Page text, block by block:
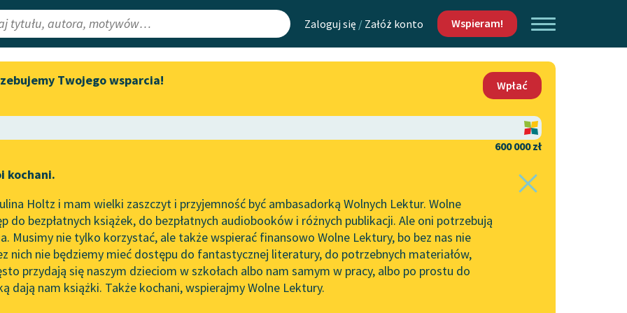
Zaloguj się / Załóż konto Wspieram!
Lektury
redakcyjne
Aktualności
„Prokurator Alicja Horn” do
literatury skandynawskiej
Spotkanie z Katarzyną Tunkiel
w Oslo
102. lata temu zmarł Joseph
Conrad
Mapa Wolnych Lektur
Leśmianator
API
OAI-PMH
Widget Wolnych Lektur
Kontakt
O projekcie
Zasady wykorzystania
Wolnych Lektur
Logotypy
Materiały promocyjne
Twojego wsparcia!
Wpłać
600 000 zł
kochani.
Holtz i mam wielki zaszczyt i przyjemność być ambasadorką Wolnych Lektur. Wolne
do bezpłatnych książek, do bezpłatnych audiobooków i różnych publikacji. Ale oni potrzebują
Musimy nie tylko korzystać, ale także wspierać finansowo Wolne Lektury, bo bez nas nie
nich nie będziemy mieć dostępu do fantastycznej literatury, do potrzebnych materiałów,
przydają się naszym dzieciom w szkołach albo nam samym w pracy, albo po prostu do
dają nam książki. Także kochani, wspierajmy Wolne Lektury.
Dialog✖